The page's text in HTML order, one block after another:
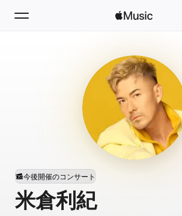
新着おすすめ
Apple Musicをインストール
米倉利紀
今後開催のコンサート